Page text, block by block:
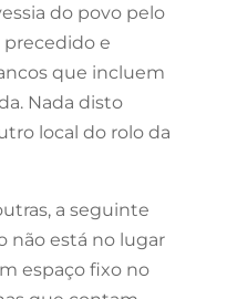
do povo pelo
precedido e
que incluem
Nada disto
local do rolo da
a seguinte
não está no lugar
espaço fixo no